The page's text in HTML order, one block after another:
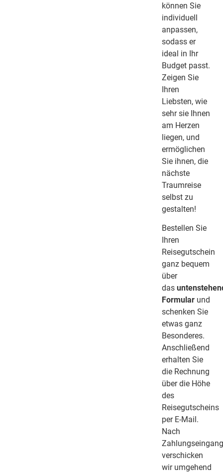
können Sie
individuell
anpassen,
sodass er
ideal in Ihr
Budget passt.
Zeigen Sie
Ihren
Liebsten, wie
sehr sie Ihnen
am Herzen
liegen, und
ermöglichen
Sie ihnen, die
nächste
Traumreise
selbst zu
gestalten!
Bestellen Sie
Ihren
Reisegutschein
ganz bequem
über
das
Formularund
schenken Sie
etwas ganz
Besonderes.
Anschließend
erhalten Sie
die Rechnung
über die Höhe
des
Reisegutscheins
per E-Mail.
Nach
Zahlungseingang
verschicken
wir umgehend